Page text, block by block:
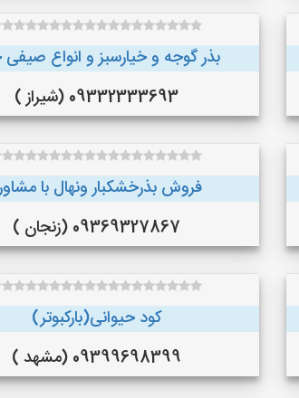
بذر گوجه و خیارسبز و انواع
09332333693 (شیراز )
فروش بذرخشکبار ونهال با
09369327867 (زنجان )
کود حیوانی(بارکبوتر)
09399698399 (مشهد )